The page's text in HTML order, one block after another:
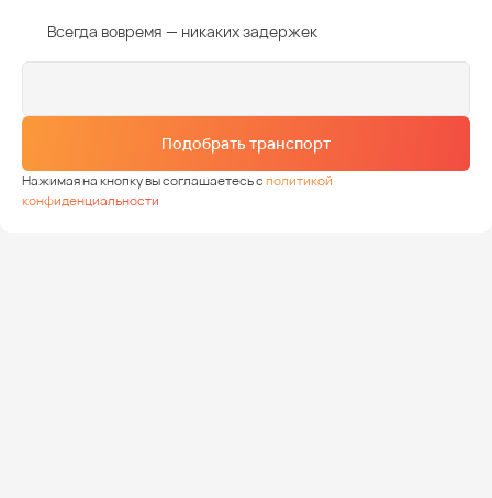
Всегда вовремя — никаких задержек
Подобрать транспорт
Нажимая на кнопку вы соглашаетесь сполитикой
конфиденциальности